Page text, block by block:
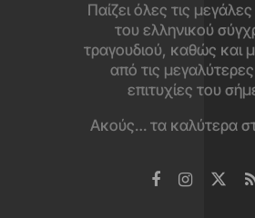
Παίζει όλες τις μεγάλες
του ελληνικού
τραγουδιού, καθώς και
από τις
επιτυχίες του
Ακούς… τα καλύτερα